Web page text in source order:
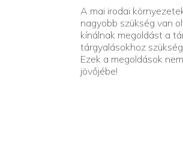
A mai irodai
nagyobb szükség van
kínálnak megoldást a
tárgyalásokhoz
Ezek a megoldások
jövőjébe!